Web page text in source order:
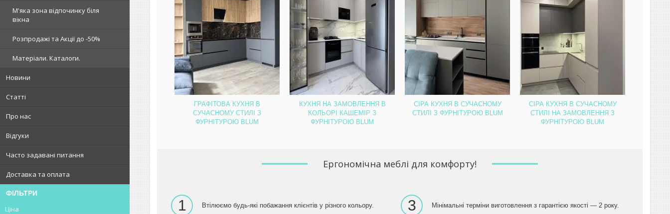
М'яка зона відпочинку біля
вікна
Розпродажі та Акції до -50%
Матеріали. Каталоги.
Новини
Статті
Про нас
Відгуки
Часто задавані питання
Доставка та оплата
ФІЛЬТРИ
Ціна
виробництві кухні використані
якість виробів на довгі роки.
зоною — безплатно!
панелей, фасадів, карнизів і
пилястр у будь-яких розмірах
під індивідуальний інтер'єр
будинку. У роботі
використовуємо тільки якісну
фурнітуру від австрійського
виробника Blum.
детальним
промальовуванням 3D-
ескізів. Додатково вироби
можна оснастити висувними
системами та петлями з
довідником Blum, а також
вбудованою підсвіткою.
або будинку. Ми виконуємо
кухню з довговічних
матеріалів і фурнітури, у
будь-яких розмірах, завжди в
умовлений термін.
ГРАФІТОВА КУХНЯ В
СУЧАСНОМУ СТИЛІ З
ФУРНІТУРОЮ BLUM
КУХНЯ НА ЗАМОВЛЕННЯ В
КОЛЬОРІ КАШЕМІР З
ФУРНІТУРОЮ BLUM
СІРА КУХНЯ В СУЧАСНОМУ
СТИЛІ З ФУРНІТУРОЮ BLUM
СІРА КУХНЯ В СУЧАСНОМУ
СТИЛІ НА ЗАМОВЛЕННЯ З
ФУРНІТУРОЮ BLUM
Ергономічна меблі для комфорту!
1 Втілюємо будь-які побажання клієнтів у різного кольору. 3 Мінімальні терміни виготовлення з гарантією якості — 2 року.